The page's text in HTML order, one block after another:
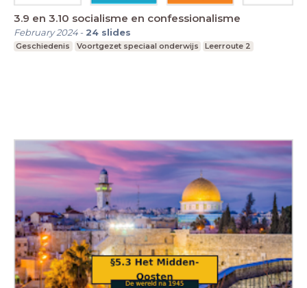
3.9 en 3.10 socialisme en confessionalisme
February 2024- 24 slides
Geschiedenis Voortgezet speciaal onderwijs Leerroute 2